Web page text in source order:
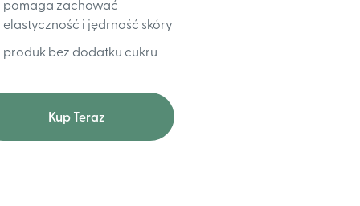
pomaga zachować
elastyczność i jędrność skóry
produk bez dodatku cukru
Kup Teraz